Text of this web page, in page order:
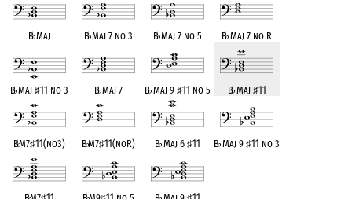
B♭Maj B♭Maj 7 no 3 B♭Maj 7 no 5 B♭Maj 7 no R
B♭Maj♯11 no 3 B♭Maj 7 B♭Maj 9 ♯11 no 5 B♭Maj ♯11
B♭M7♯11(no3) B♭M7♯11(noR) B♭Maj 6 ♯11 B♭Maj 9♯11 no 3